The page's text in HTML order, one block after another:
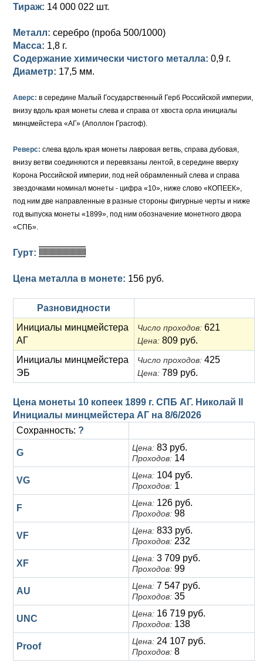
Памятные и донативные
Для Грузии
Русско-Польские
Для Польши
Медь
Для Грузии
Для Польши
Серебро
Медь
Золото
Серебро
Медь
Таврические монеты
Петр III (1762)
Елизавета I (1741-1762)
Золото
Для Пруссии
Ливонезы
Альбертусталер
Иоанн Антонович (1740-1741)
Екатерина I (1725-1727)
Петр I (1682-1725)
Золото
Серебро
Медь
Для Речи Посполитой
Тираж: 14 000 022 шт.
Металл: серебро (проба 500/1000)
Масса: 1,8 г.
Содержание химически чистого металла: 0,9 г.
Диаметр: 17,5 мм.
Аверс: в середине Малый Государственный Герб Российской империи,
внизу вдоль края монеты слева и справа от хвоста орла инициалы
минцмейстера «АГ» (Аполлон Грасгоф).
Реверс: слева вдоль края монеты лавровая ветвь, справа дубовая,
внизу ветви соединяются и перевязаны лентой, в середине вверху
Корона Российской империи, под ней обрамленный слева и справа
звездочками номинал монеты - цифра «10», ниже слово «КОПЕЕК»,
под ним две направленные в разные стороны фигурные черты и ниже
год выпуска монеты «1899», под ним обозначение монетного двора
«СПБ».
Гурт:
Цена металла в монете: 156 руб.
Разновидности
Инициалы минцмейстера
АГ
Число проходов: 621
Цена: 809 руб.
Инициалы минцмейстера
ЭБ
Число проходов: 425
Цена: 789 руб.
Цена монеты 10 копеек 1899 г. СПБ АГ. Николай II
Инициалы минцмейстера АГ на 8/6/2026
Сохранность: ?
G Цена: 83 руб.
Проходов: 14
VG Цена: 104 руб.
Проходов: 1
F Цена: 126 руб.
Проходов: 98
VF Цена: 833 руб.
Проходов: 232
XF Цена: 3 709 руб.
Проходов: 99
AU Цена: 7 547 руб.
Проходов: 35
UNC Цена: 16 719 руб.
Проходов: 138
Proof Цена: 24 107 руб.
Проходов: 8